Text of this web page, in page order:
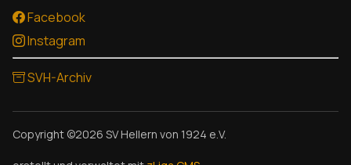
Facebook
Instagram
SVH-Archiv
Copyright ©2026 SV Hellern von 1924 e.V.